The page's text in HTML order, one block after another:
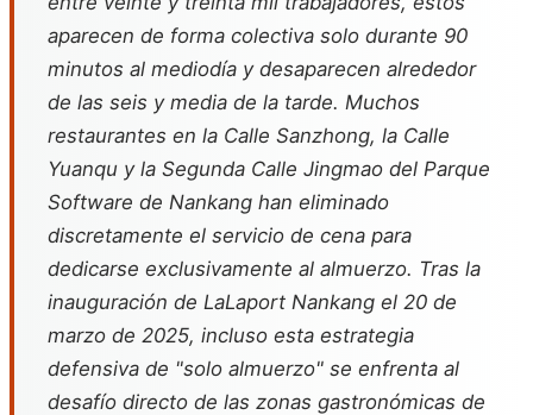
aparecen de forma colectiva solo durante 90
minutos al mediodía y desaparecen alrededor
de las seis y media de la tarde. Muchos
restaurantes en la Calle Sanzhong, la Calle
Yuanqu y la Segunda Calle Jingmao del Parque
Software de Nankang han eliminado
discretamente el servicio de cena para
dedicarse exclusivamente al almuerzo. Tras la
inauguración de LaLaport Nankang el 20 de
marzo de 2025, incluso esta estrategia
defensiva de "solo almuerzo" se enfrenta al
desafío directo de las zonas gastronómicas de